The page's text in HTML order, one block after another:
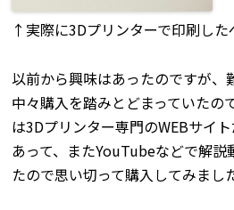
↑実際に3Dプリンターで印刷した
以前から興味はあったのですが、
中々購入を踏みとどまっていたの
は3Dプリンター専門のWEBサイ
あって、またYouTubeなどで解説
たので思い切って購入してみまし